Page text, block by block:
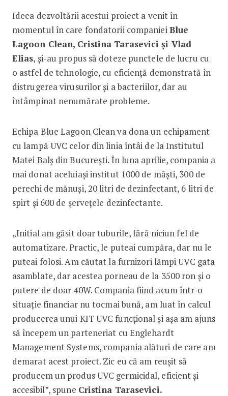
Ideea dezvoltării acestui proiect a venit în
momentul în care fondatorii companieiBlue
Lagoon Clean, Cristina Tarasevici și Vlad
Elias, și-au propus să doteze punctele de lucru cu
o astfel de tehnologie, cu eficiență demonstrată în
distrugerea virusurilor și a bacteriilor, dar au
întâmpinat nenumărate probleme.
Echipa Blue Lagoon Clean va dona un echipament
cu lampă UVC celor din linia întâi de la Institutul
Matei Balș din București. În luna aprilie, compania a
mai donat aceluiași institut 1000 de măști, 300 de
perechi de mănuși, 20 litri de dezinfectant, 6 litri de
spirt și 600 de șervețele dezinfectante.
„Initial am găsit doar tuburile, fără niciun fel de
automatizare. Practic, le puteai cumpăra, dar nu le
puteai folosi. Am căutat la furnizori lămpi UVC gata
asamblate, dar acestea porneau de la 3500 ron și o
putere de doar 40W. Compania fiind acum într-o
situație financiar nu tocmai bună, am luat în calcul
producerea unui KIT UVC funcțional și așa am ajuns
să începem un parteneriat cu Englehardt
Management Systems, compania alături de care am
demarat acest proiect. Zic eu că am reușit să
producem un produs UVC germicidal, eficient și
accesibil”, spune Cristina Tarasevici.